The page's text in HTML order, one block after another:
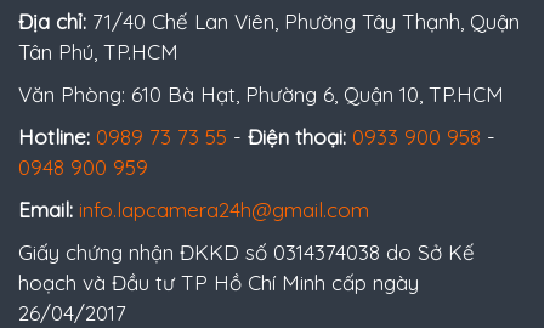
Địa chỉ: 71/40 Chế Lan Viên, Phường Tây Thạnh, Quận
Tân Phú, TP.HCM
Văn Phòng: 610 Bà Hạt, Phường 6, Quận 10, TP.HCM
Hotline: 0989 73 73 55 - Điện thoại: 0933 900 958 -
0948 900 959
Email: info.lapcamera24h@gmail.com
Giấy chứng nhận ĐKKD số 0314374038 do Sở Kế
hoạch và Đầu tư TP Hồ Chí Minh cấp ngày
26/04/2017